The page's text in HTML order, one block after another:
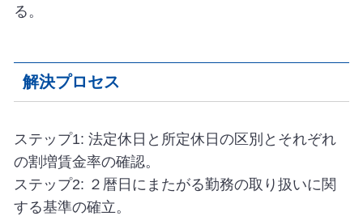
る。
解決プロセス
ステップ1: 法定休日と所定休日の区別とそれぞれ
の割増賃金率の確認。
ステップ2: ２暦日にまたがる勤務の取り扱いに関
する基準の確立。